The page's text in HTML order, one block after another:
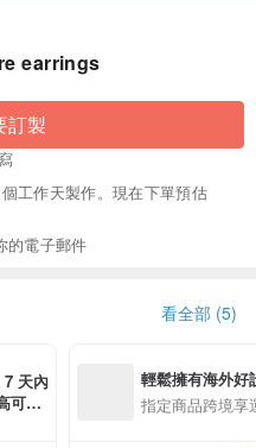
earrings
訂製
工作天製作。現在下單預估
的電子郵件
看全部 (5)
天內
可折
輕鬆擁有海外好
指定商品跨境享